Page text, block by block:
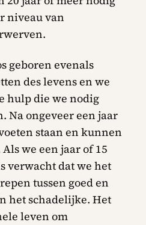
niveau van
geboren evenals
des levens en we
hulp die we nodig
Na ongeveer een jaar
staan en kunnen
we een jaar of 15
verwacht dat we het
tussen goed en
het schadelijke. Het
leven om